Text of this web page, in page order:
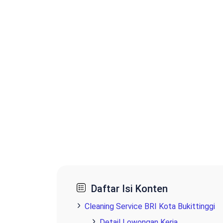
Daftar Isi Konten
Cleaning Service BRI Kota Bukittinggi